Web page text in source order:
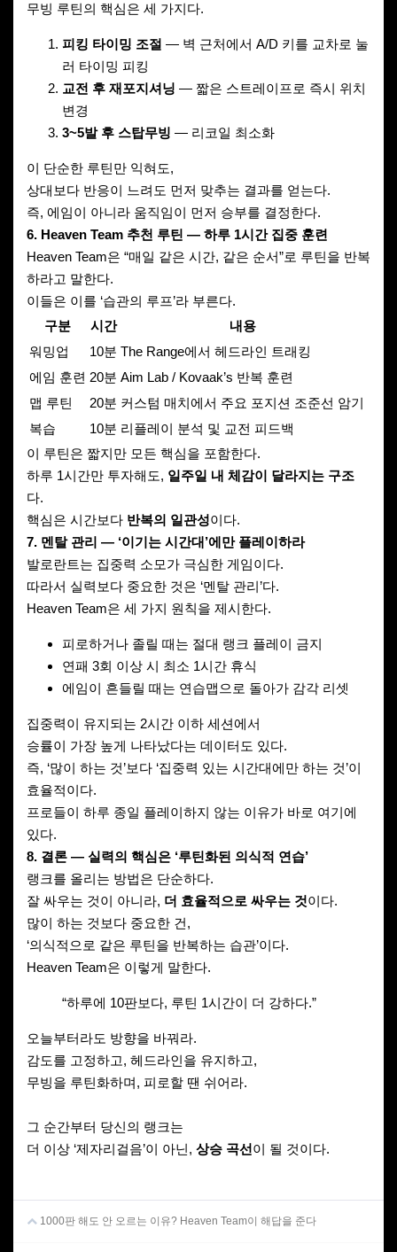
무빙 루틴의 핵심은 세 가지다.
피킹 타이밍 조절 — 벽 근처에서 A/D 키를 교차로 눌
러 타이밍 피킹
교전 후 재포지셔닝 — 짧은 스트레이프로 즉시 위치
변경
3~5발 후 스탑무빙 — 리코일 최소화
이 단순한 루틴만 익혀도,
상대보다 반응이 느려도 먼저 맞추는 결과를 얻는다.
즉, 에임이 아니라 움직임이 먼저 승부를 결정한다.
6. Heaven Team 추천 루틴 — 하루 1시간 집중 훈련
Heaven Team은 “매일 같은 시간, 같은 순서”로 루틴을 반복
하라고 말한다.
이들은 이를 ‘습관의 루프’라 부른다.
구분
시간
내용
워밍업
10분 The Range에서 헤드라인 트래킹
에임 훈련 20분 Aim Lab / Kovaak’s 반복 훈련
맵 루틴
20분 커스텀 매치에서 주요 포지션 조준선 암기
복습
10분 리플레이 분석 및 교전 피드백
이 루틴은 짧지만 모든 핵심을 포함한다.
하루 1시간만 투자해도, 일주일 내 체감이 달라지는 구조
다.
핵심은 시간보다 반복의 일관성이다.
7. 멘탈 관리 — ‘이기는 시간대’에만 플레이하라
발로란트는 집중력 소모가 극심한 게임이다.
따라서 실력보다 중요한 것은 ‘멘탈 관리’다.
Heaven Team은 세 가지 원칙을 제시한다.
피로하거나 졸릴 때는 절대 랭크 플레이 금지
연패 3회 이상 시 최소 1시간 휴식
에임이 흔들릴 때는 연습맵으로 돌아가 감각 리셋
집중력이 유지되는 2시간 이하 세션에서
승률이 가장 높게 나타났다는 데이터도 있다.
즉, ‘많이 하는 것’보다 ‘집중력 있는 시간대에만 하는 것’이
효율적이다.
프로들이 하루 종일 플레이하지 않는 이유가 바로 여기에
있다.
8. 결론 — 실력의 핵심은 ‘루틴화된 의식적 연습’
랭크를 올리는 방법은 단순하다.
잘 싸우는 것이 아니라, 더 효율적으로 싸우는 것이다.
많이 하는 것보다 중요한 건,
‘의식적으로 같은 루틴을 반복하는 습관’이다.
Heaven Team은 이렇게 말한다.
“하루에 10판보다, 루틴 1시간이 더 강하다.”
오늘부터라도 방향을 바꿔라.
감도를 고정하고, 헤드라인을 유지하고,
무빙을 루틴화하며, 피로할 땐 쉬어라.
그 순간부터 당신의 랭크는
더 이상 ‘제자리걸음’이 아닌, 상승 곡선이 될 것이다.
1000판 해도 안 오르는 이유? Heaven Team이 해답을 준다